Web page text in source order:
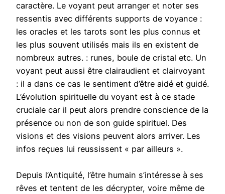
caractère. Le voyant peut arranger et noter ses
ressentis avec différents supports de voyance :
les oracles et les tarots sont les plus connus et
les plus souvent utilisés mais ils en existent de
nombreux autres. : runes, boule de cristal etc. Un
voyant peut aussi être clairaudient et clairvoyant
: il a dans ce cas le sentiment d’être aidé et guidé.
L’évolution spirituelle du voyant est à ce stade
cruciale car il peut alors prendre conscience de la
présence ou non de son guide spirituel. Des
visions et des visions peuvent alors arriver. Les
infos reçues lui reussissent « par ailleurs ».
Depuis l’Antiquité, l’être humain s’intéresse à ses
rêves et tentent de les décrypter, voire même de